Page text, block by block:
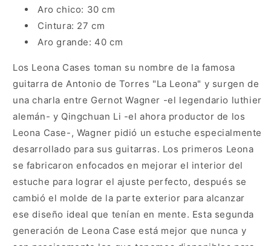
Aro chico: 30 cm
Cintura: 27 cm
Aro grande: 40 cm
Los Leona Cases toman su nombre de la famosa
guitarra de Antonio de Torres "La Leona" y surgen de
una charla entre Gernot Wagner -el legendario luthier
alemán- y Qingchuan Li -el ahora productor de los
Leona Case-, Wagner pidió un estuche especialmente
desarrollado para sus guitarras. Los primeros Leona
se fabricaron enfocados en mejorar el interior del
estuche para lograr el ajuste perfecto, después se
cambió el molde de la parte exterior para alcanzar
ese diseño ideal que tenían en mente. Esta segunda
generación de Leona Case está mejor que nunca y